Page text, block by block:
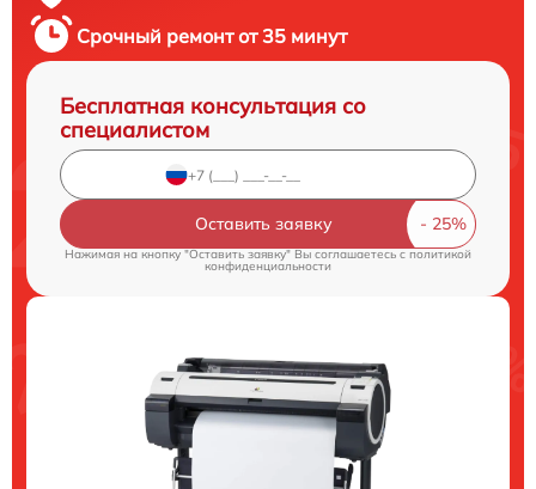
Срочный ремонт от 35 минут
Бесплатная консультация со
специалистом
Оставить заявку
Нажимая на кнопку "Оставить заявку" Вы соглашаетесь cполитикой
конфиденциальности